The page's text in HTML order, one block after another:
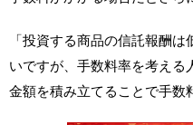
「投資する商品の信託報酬
いですが、手数料率を考える
金額を積み立てることで手数